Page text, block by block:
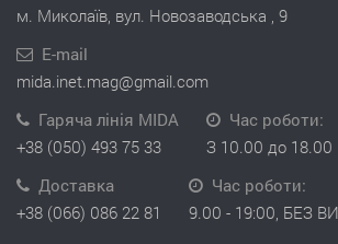
м. Миколаїв, вул. Новозаводська , 9
E-mail
mida.inet.mag@gmail.com
Гаряча лінія MIDA
+38 (050) 493 75 33
Час роботи:
З 10.00 до 18.00
Доставка
+38 (066) 086 22 81
Час роботи:
9.00 - 19:00, БЕЗ